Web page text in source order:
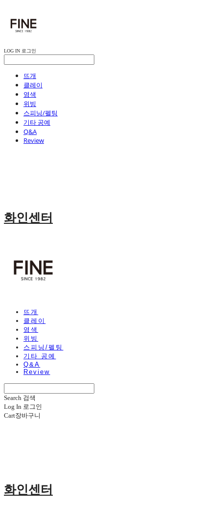
LOG IN 로그인
뜨개
클레이
염색
위빙
스피닝/펠팅
기타 공예
Q&A
Review
화인센터
뜨개
클레이
염색
위빙
스피닝/펠팅
기타 공예
Q&A
Review
Search 검색
Log In 로그인
Cart장바구니
화인센터